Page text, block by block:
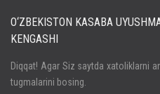
Паролни унутдингизми?
O‘ZBEKISTON KASABA
KENGASHI
Diqqat! Agar Siz saytda xatoliklarni
tugmalarini bosing.